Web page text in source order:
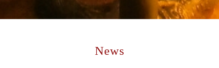
News